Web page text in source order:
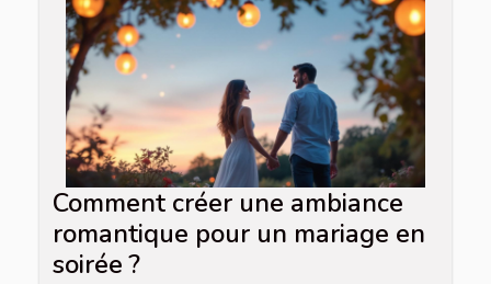
Comment créer une ambiance
romantique pour un mariage en
soirée ?